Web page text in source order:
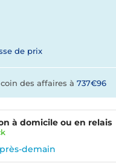
de prix
à domicile ou en relais
demain
des affaires à 737€96